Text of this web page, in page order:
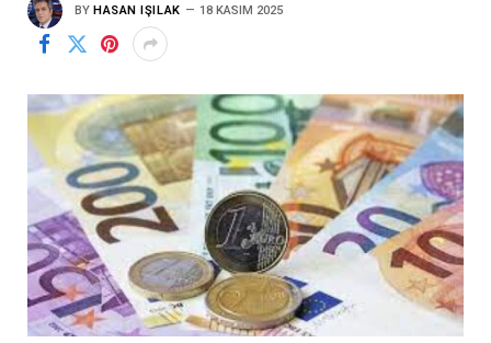
BY HASAN IŞILAK 18 KASIM 2025